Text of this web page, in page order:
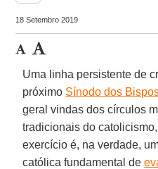
18 Setembro 2019
Uma linha persistente de
próximo Sínodo dos
geral vindas dos círculos
tradicionais do
exercício é, na verdade,
católica fundamental de